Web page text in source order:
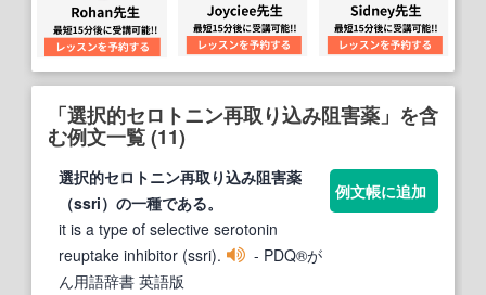
「選択的セロトニン再取り込み阻害薬」を含
む例文一覧 (11)
選択的セロトニン再取り込み阻害薬
（ssri）の一種である。
it is a type of selective serotonin
reuptake inhibitor (ssri).
- PDQ®が
ん用語辞書 英語版
例文帳に追加